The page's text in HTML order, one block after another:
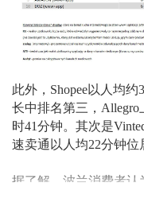
此外， Shopee以人均约
长中排名第三， Allegro
时41分钟。其次是
速卖通以人均22分钟位
据了解，波兰消费者认
且不